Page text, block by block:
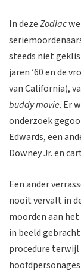
In dezeZodiac
steeds niet
jaren ’60 en de
van California),
buddy movie. Er
onderzoek
Edwards, een
Downey Jr. en
Een ander
nooit vervalt in
moorden aan
in beeld
procedure terwijl